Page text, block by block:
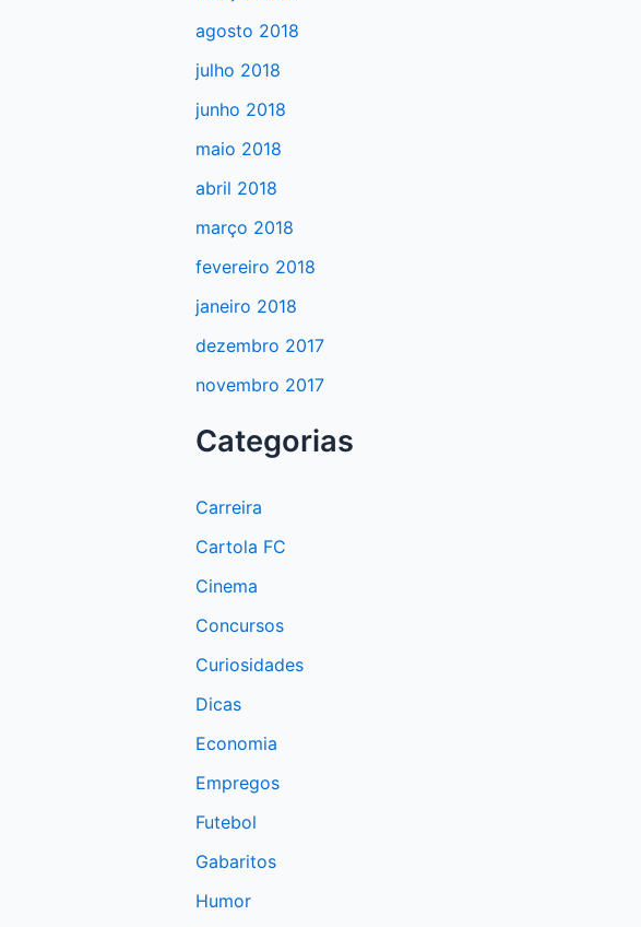
agosto 2018
julho 2018
junho 2018
maio 2018
abril 2018
março 2018
fevereiro 2018
janeiro 2018
dezembro 2017
novembro 2017
Categorias
Carreira
Cartola FC
Cinema
Concursos
Curiosidades
Dicas
Economia
Empregos
Futebol
Gabaritos
Humor